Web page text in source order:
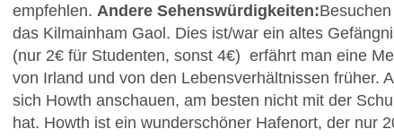
empfehlen. Andere Sehenswürdigkeiten:
das Kilmainham Gaol. Dies ist/war ein altes
(nur 2€ für Studenten, sonst 4€) erfährt man eine
von Irland und von den Lebensverhältnissen früher.
sich Howth anschauen, am besten nicht mit der
hat. Howth ist ein wunderschöner Hafenort, der nur